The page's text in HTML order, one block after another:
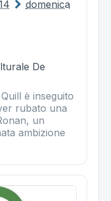
domenica
De
è inseguito
rubato una
un
ambizione